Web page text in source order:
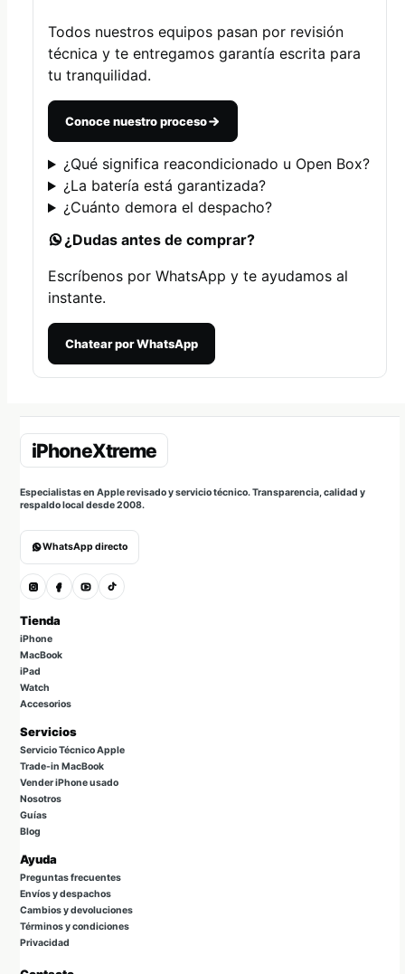
Todos nuestros equipos pasan por revisión
técnica y te entregamos garantía escrita para
tu tranquilidad.
Conoce nuestro proceso
¿Qué significa reacondicionado u Open Box?
¿La batería está garantizada?
¿Cuánto demora el despacho?
¿Dudas antes de comprar?
Escríbenos por WhatsApp y te ayudamos al
instante.
Chatear por WhatsApp
Especialistas en Apple revisado y servicio técnico. Transparencia, calidad y
respaldo local desde 2008.
WhatsApp directo
Tienda
iPhone
MacBook
iPad
Watch
Accesorios
Servicios
Servicio Técnico Apple
Trade-in MacBook
Vender iPhone usado
Nosotros
Guías
Blog
Ayuda
Preguntas frecuentes
Envíos y despachos
Cambios y devoluciones
Términos y condiciones
Privacidad